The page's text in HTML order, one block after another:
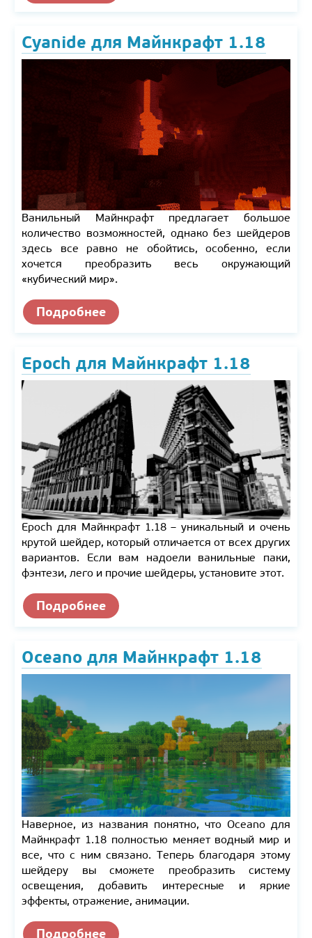
Cyanide для Майнкрафт 1.18
Ванильный Майнкрафт предлагает большое
количество возможностей, однако без шейдеров
здесь все равно не обойтись, особенно, если
хочется преобразить весь окружающий
«кубический мир».
Подробнее
Epoch для Майнкрафт 1.18
Epoch для Майнкрафт 1.18 – уникальный и очень
крутой шейдер, который отличается от всех других
вариантов. Если вам надоели ванильные паки,
фэнтези, лего и прочие шейдеры, установите этот.
Подробнее
Oceano для Майнкрафт 1.18
Наверное, из названия понятно, что Oceano для
Майнкрафт 1.18 полностью меняет водный мир и
все, что с ним связано. Теперь благодаря этому
шейдеру вы сможете преобразить систему
освещения, добавить интересные и яркие
эффекты, отражение, анимации.
Подробнее